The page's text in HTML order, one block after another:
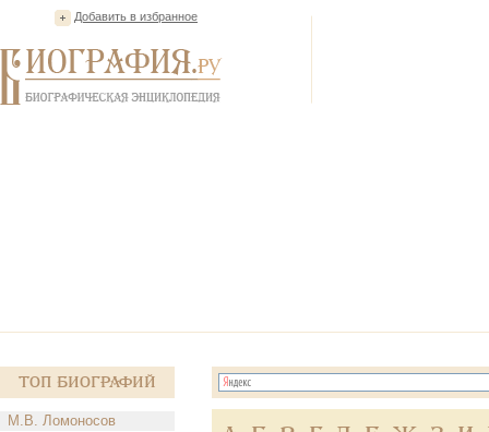
Добавить в избранное
Топ Биографий
М.В. Ломоносов